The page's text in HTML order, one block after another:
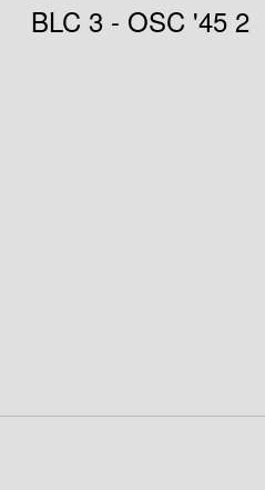
BLC 3 - OSC '45 2